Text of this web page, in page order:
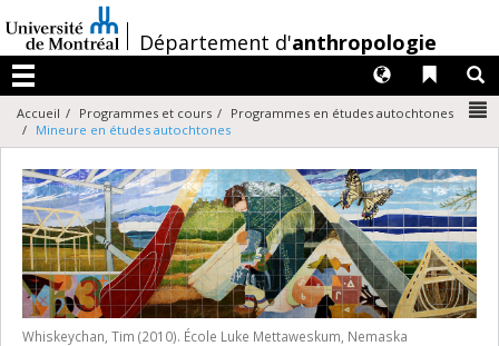
au
contenu
/Département d'anthropologie
Menu
Liens
Langues
Accueil Programmes et cours
Programmes en études autochtones
Mineure en études autochtones
Whiskeychan, Tim (2010). École Luke Mettaweskum, Nemaska